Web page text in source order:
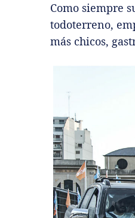
Como siempre
todoterreno,
más chicos,